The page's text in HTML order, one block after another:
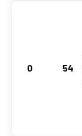
0 54